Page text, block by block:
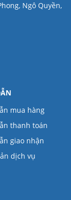
Ngô Quyền,
mua hàng
thanh toán
giao nhận
dịch vụ